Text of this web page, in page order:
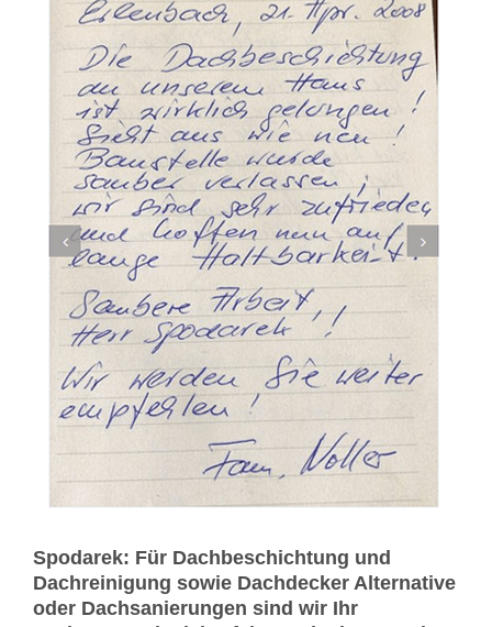
Spodarek: Für Dachbeschichtung und
Dachreinigung sowie Dachdecker Alternative
oder Dachsanierungen sind wir Ihr